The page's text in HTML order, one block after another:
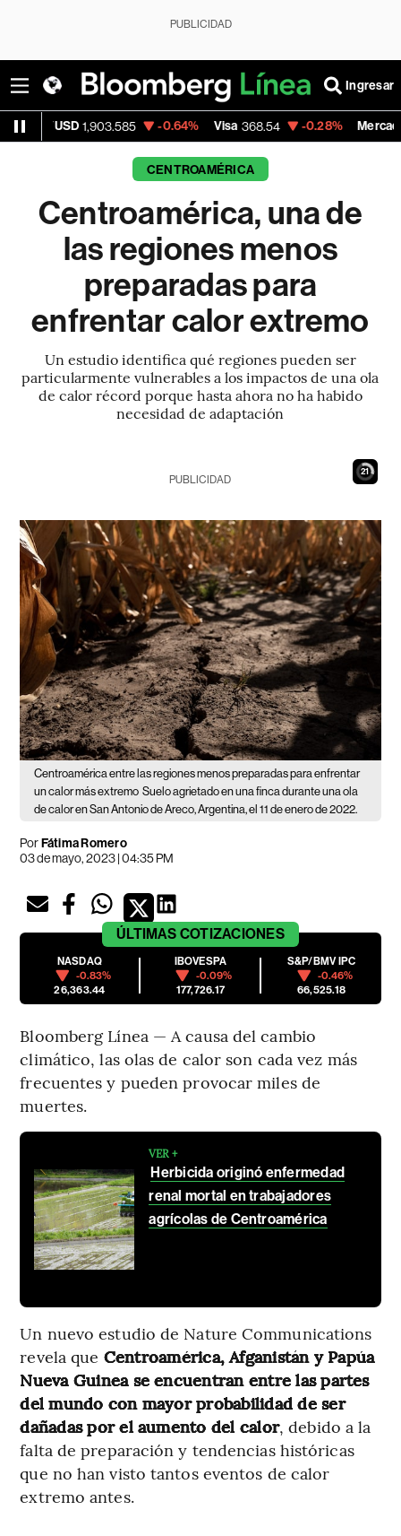
PUBLICIDAD
Ingresar
1,903.585 -0.64% Visa 368.54 -0.28% MercadoLibre
CENTROAMÉRICA
Centroamérica, una de
las regiones menos
preparadas para
enfrentar calor extremo
Un estudio identifica qué regiones pueden ser
particularmente vulnerables a los impactos de una ola
de calor récord porque hasta ahora no ha habido
necesidad de adaptación
20
PUBLICIDAD
Centroamérica entre las regiones menos preparadas para enfrentar
un calor más extremo Suelo agrietado en una finca durante una ola
de calor en San Antonio de Areco, Argentina, el 11 de enero de 2022.
PorFátima Romero
03 de mayo, 2023 | 04:35 PM
ÚLTIMAS COTIZACIONES
NASDAQ
-0.83%
26,363.44
IBOVESPA
-0.09%
177,726.17
S&P/BMV IPC
-0.46%
66,525.18
Bloomberg Línea — A causa del cambio
climático, las olas de calor son cada vez más
frecuentes y pueden provocar miles de
muertes.
VER +
Herbicida originó enfermedad
renal mortal en trabajadores
agrícolas de Centroamérica
Un nuevo estudio de Nature Communications
revela que Centroamérica, Afganistán y Papúa
Nueva Guinea se encuentran entre las partes
del mundo con mayor probabilidad de ser
dañadas por el aumento del calor, debido a la
falta de preparación y tendencias históricas
que no han visto tantos eventos de calor
extremo antes.